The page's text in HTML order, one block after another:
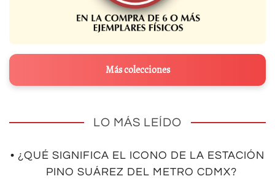
Más colecciones
LO MÁS LEÍDO
• ¿QUÉ SIGNIFICA EL ICONO DE LA ESTACIÓN
PINO SUÁREZ DEL METRO CDMX?